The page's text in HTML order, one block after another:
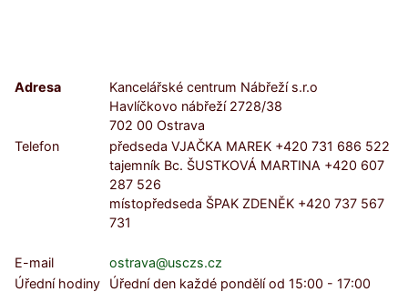
Adresa
Kancelářské centrum Nábřeží s.r.o
Havlíčkovo nábřeží 2728/38
702 00 Ostrava
Telefon
předseda VJAČKA MAREK +420 731 686 522
tajemník Bc. ŠUSTKOVÁ MARTINA +420 607
287 526
místopředseda ŠPAK ZDENĚK +420 737 567
731
E-mail
ostrava@usczs.cz
Úřední hodiny
Úřední den každé pondělí od 15:00 - 17:00